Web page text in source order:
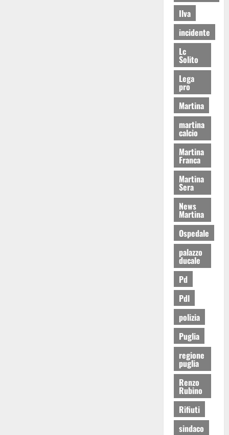
Ilva
incidente
Lc
Solito
Lega
pro
Martina
martina
calcio
Martina
Franca
Martina
Sera
News
Martina
Ospedale
palazzo
ducale
Pd
Pdl
polizia
Puglia
regione
puglia
Renzo
Rubino
Rifiuti
sindaco